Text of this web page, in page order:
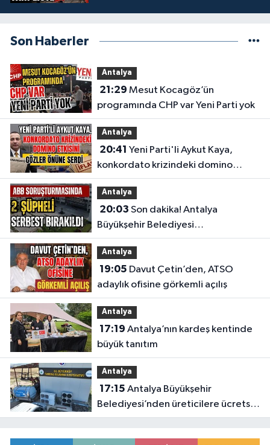
Son Haberler
Antalya
21:29
programında CHP var Yeni Parti yok
Antalya
20:41
konkordato krizindeki domino
etkisini gözler önüne serdi
Antalya
20:03
Büyükşehir Belediyesi
soruşturmasında 2 şüpheli serbest
bırakıldı
Antalya
19:05
adaylık ofisine görkemli açılış
Antalya
17:19
büyük tanıtım
Antalya
17:15
Belediyesi’nden üreticilere ücretsiz
destek